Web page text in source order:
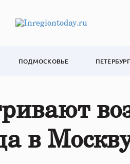
ПОДМОСКОВЬЕ ПЕТЕРБУРГ
в